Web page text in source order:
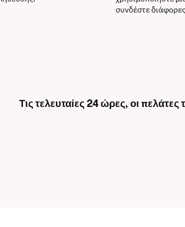
συνδέστε
Τις τελευταίες 24 ώρες, οι